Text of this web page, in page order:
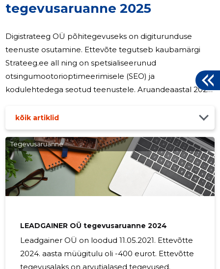
tegevusaruanne 2025
Digistrateeg OÜ põhitegevuseks on digiturunduse
teenuste osutamine. Ettevõte tegutseb kaubamärgi
Strateeg.ee all ning on spetsialiseerunud
otsingumootorioptimeerimisele (SEO) ja
kodulehtedega seotud teenustele. Aruandeaastal 2025
kuuluvad SEO (otsingumootorioptimeerimine, SEO-
auditid, märksõnade analüüs, SEO-tekstid ja
kodulehtede optimeerimine), konversioonimäära
optimeerimine (CRO), kodulehtede valmistamine ja
haldus, Google Ads, sisuloome ning koolitused. Ettevõte
teenindab kliente nii eesti- kui ingliskeelsel turul,
keskendudes
kõik artiklid
Tegevusaruanne
LEADGAINER OÜ tegevusaruanne 2024
Leadgainer OÜ on loodud 11.05.2021. Ettevõtte
2024. aasta müügitulu oli -400 eurot. Ettevõtte
tegevusalaks on arvutialased tegevused.